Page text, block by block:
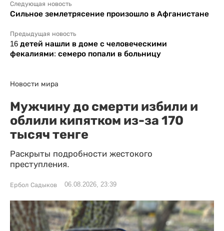
Следующая новость
Сильное землетрясение произошло в Афганистане
Предыдущая новость
16 детей нашли в доме с человеческими
фекалиями: семеро попали в больницу
Новости мира
Мужчину до смерти избили и
облили кипятком из-за 170
тысяч тенге
Раскрыты подробности жестокого
преступления.
Ербол Садыков 06.08.2026, 23:39